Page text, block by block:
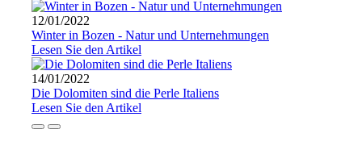
12/01/2022
Winter in Bozen - Natur und Unternehmungen
Lesen Sie den Artikel
14/01/2022
Die Dolomiten sind die Perle Italiens
Lesen Sie den Artikel